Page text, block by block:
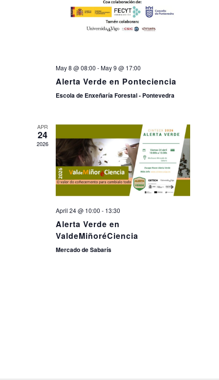
May 8 @ 08:00 -May 9 @ 17:00
Alerta Verde en Ponteciencia
Escola de Enxeñaría Forestal - Pontevedra
APR
24
2026
April 24 @ 10:00 - 13:30
Alerta Verde en
ValdeMiñoréCiencia
Mercado de Sabarís